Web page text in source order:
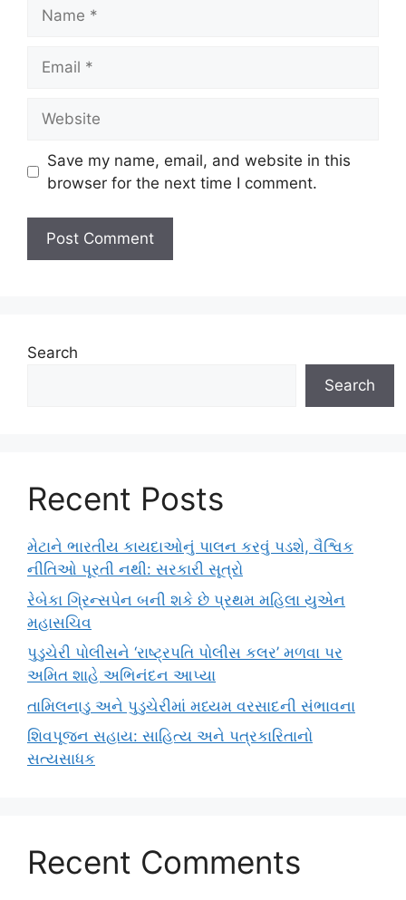
Save my name, email, and website in this
browser for the next time I comment.
Search
Search
Recent Posts
મેટાને ભારતીય કાયદાઓનું પાલન કરવું પડશે, વૈશ્વિક
નીતિઓ પૂરતી નથી: સરકારી સૂત્રો
રેબેકા ગ્રિન્સપેન બની શકે છે પ્રથમ મહિલા યુએન
મહાસચિવ
પુડુચેરી પોલીસને ‘રાષ્ટ્રપતિ પોલીસ કલર’ મળવા પર
અમિત શાહે અભિનંદન આપ્યા
તામિલનાડુ અને પુડુચેરીમાં મધ્યમ વરસાદની સંભાવના
શિવપૂજન સહાય: સાહિત્ય અને પત્રકારિતાનો
સત્યસાધક
Recent Comments